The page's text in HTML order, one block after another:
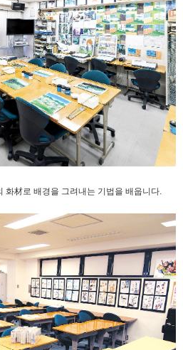
화材로 배경을 그려내는 기법을 배웁니다.